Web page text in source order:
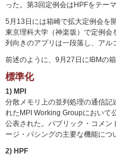
った。第3回定例会はHPFをテー
5月13日には箱崎で拡大定例会を
東京理科大学（神楽坂）で定例
列向きのアプリは一段落し、ア
前述のように、9月27日にIBMの
標準化
1) MPI
分散メモリ上の並列処理の通信
れたMPI Working Groupにおいて
公表された。パブリック・コメ
ージ・パシングの主要な機能に
2) HPF